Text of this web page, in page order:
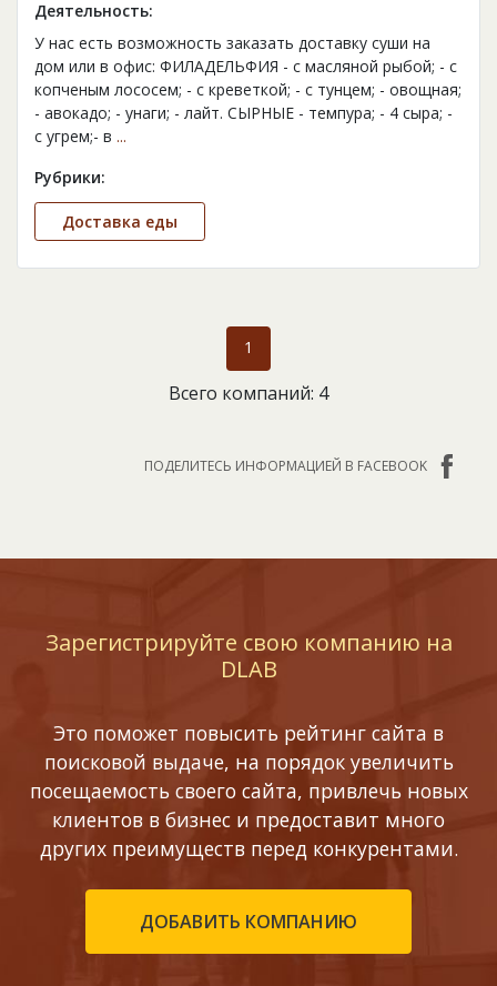
Деятельность:
У нас есть возможность заказать доставку суши на
дом или в офис: ФИЛАДЕЛЬФИЯ - с масляной рыбой; - с
копченым лососем; - с креветкой; - с тунцем; - овощная;
- авокадо; - унаги; - лайт. СЫРНЫЕ - темпура; - 4 сыра; -
с угрем;- в ...
Рубрики:
Доставка еды
1
Всего компаний: 4
ПОДЕЛИТЕСЬ ИНФОРМАЦИЕЙ В FACEBOOK
Зарегистрируйте свою компанию на
DLAB
Это поможет повысить рейтинг сайта в
поисковой выдаче, на порядок увеличить
посещаемость своего сайта, привлечь новых
клиентов в бизнес и предоставит много
других преимуществ перед конкурентами.
ДОБАВИТЬ КОМПАНИЮ